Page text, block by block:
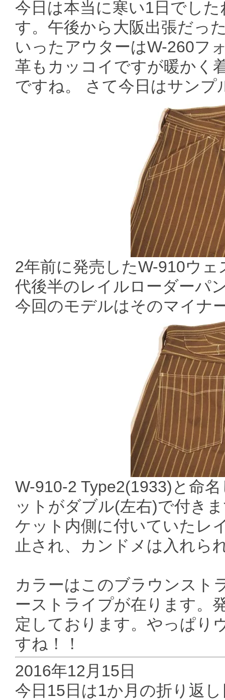
今日は本当に寒い1日でし
す。午後から大阪出張だっ
いったアウターはW-260フ
革もカッコイですが暖かく
ですね。 さて今日はサンプ
2年前に発売したW-910ウ
代後半のレイルローダーパ
今回のモデルはそのマイナ
W-910-2 Type2(1933)と命
ットがダブル(左右)で付き
ケット内側に付いていたレ
止され、カンドメは入れら
カラーはこのブラウンスト
ーストライプが在ります。
定しております。やっぱり
すね！！
2016年12月15日
今日15日は1か月の折り返